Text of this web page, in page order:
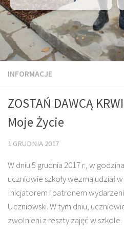
INFORMACJE
ZOSTAŃ DAWCĄ
Moje Życie
1 GRUDNIA 2017
W dniu 5 grudnia 2017 r., w
uczniowie szkoły wezmą udział
Inicjatorem i patronem
Uczniowski. W tym dniu,
zwolnieni z reszty zajęć w szkole.